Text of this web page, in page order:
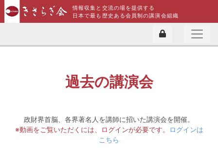
情報収集と交流の場を提供する
日本で最も歴史ある会員制の講演会組織
過去の講演会
政財界首脳、各界著名人を講師に招いた講演会を開催。
※動画をご覧いただくには、ログインが必要です。
ログインは
こちら